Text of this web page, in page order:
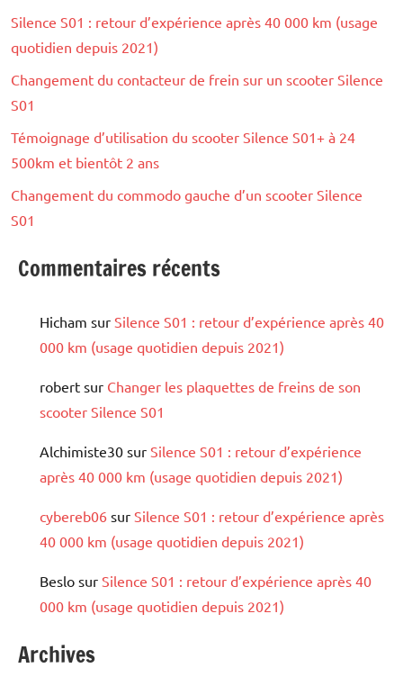
Silence S01 : retour d’expérience après 40 000 km (usage
quotidien depuis 2021)
Changement du contacteur de frein sur un scooter Silence
S01
Témoignage d’utilisation du scooter Silence S01+ à 24
500km et bientôt 2 ans
Changement du commodo gauche d’un scooter Silence
S01
Commentaires récents
Hicham sur Silence S01 : retour d’expérience après 40
000 km (usage quotidien depuis 2021)
robert sur Changer les plaquettes de freins de son
scooter Silence S01
Alchimiste30 sur Silence S01 : retour d’expérience
après 40 000 km (usage quotidien depuis 2021)
cybereb06 sur Silence S01 : retour d’expérience après
40 000 km (usage quotidien depuis 2021)
Beslo sur Silence S01 : retour d’expérience après 40
000 km (usage quotidien depuis 2021)
Archives